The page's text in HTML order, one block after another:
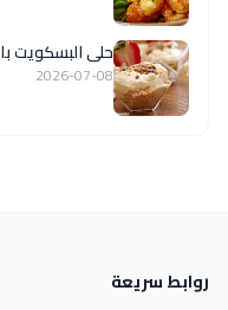
حلى البسكويت
2026-07-08
روابط سريعة